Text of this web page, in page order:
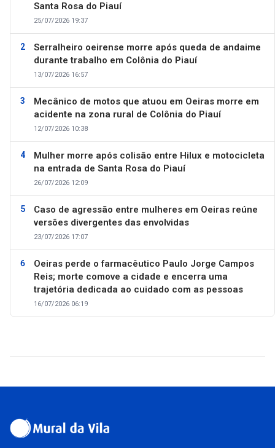
Santa Rosa do Piauí
25/07/2026 19:37
Serralheiro oeirense morre após queda de andaime
durante trabalho em Colônia do Piauí
13/07/2026 16:57
Mecânico de motos que atuou em Oeiras morre em
acidente na zona rural de Colônia do Piauí
12/07/2026 10:38
Mulher morre após colisão entre Hilux e motocicleta
na entrada de Santa Rosa do Piauí
26/07/2026 12:09
Caso de agressão entre mulheres em Oeiras reúne
versões divergentes das envolvidas
23/07/2026 17:07
Oeiras perde o farmacêutico Paulo Jorge Campos
Reis; morte comove a cidade e encerra uma
trajetória dedicada ao cuidado com as pessoas
16/07/2026 06:19